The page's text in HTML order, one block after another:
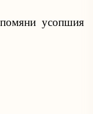
усопшия